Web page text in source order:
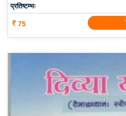
प्रतिष्टम्भः
75